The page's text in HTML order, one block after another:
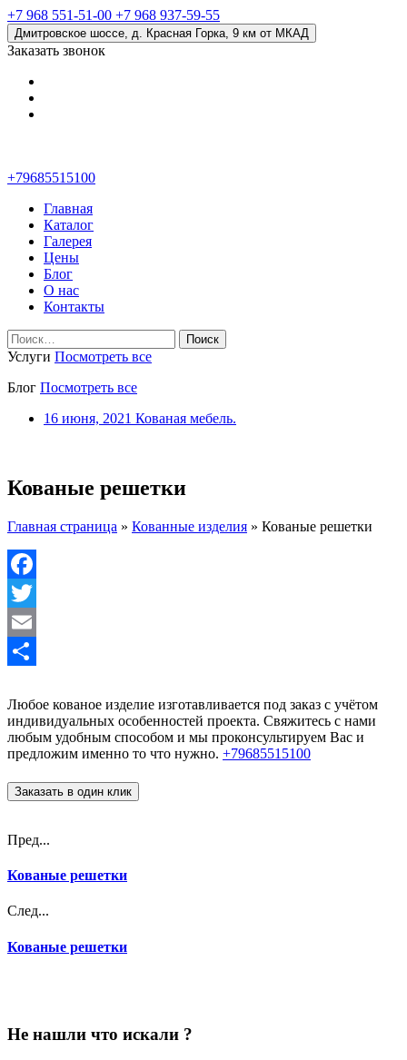
+7 968 551-51-00 +7 968 937-59-55
Дмитровское шоссе, д. Красная Горка, 9 км от МКАД
Заказать звонок
+79685515100
Главная
Каталог
Галерея
Цены
Блог
О нас
Контакты
Найти:
Услуги Посмотреть все
Блог Посмотреть все
16 июня, 2021 Кованая мебель.
Кованые решетки
Главная страница » Кованные изделия » Кованые решетки
Facebook
Twitter
Email
Любое кованое изделие изготавливается под заказ с учётом
индивидуальных особенностей проекта. Свяжитесь с нами
любым удобным способом и мы проконсультируем Вас и
предложим именно то что нужно. +79685515100
Заказать в один клик
Пред...
Кованые решетки
След...
Кованые решетки
Не нашли что искали ?